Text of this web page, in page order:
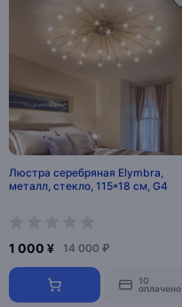
Люстра серебряная Elymbra,
металл, стекло, 115*18 см, G4
1 000 ¥ 14 000 ₽
10
оплачено